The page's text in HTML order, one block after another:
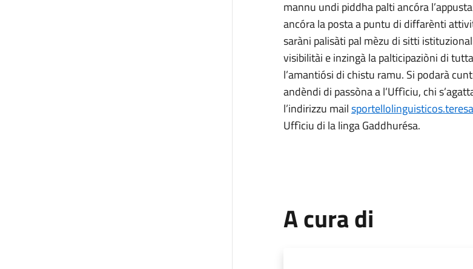
mannu undi piddha palti ancóra
ancóra la posta a puntu di diffarènti
saràni palisàti pal mèzu di sitti
visibilitài e inzingà la palticipaziòni di
l’amantiósi di chistu ramu. Si podarà
andèndi di passòna a l’Uffìciu, chi
l’indirizzu mail
Uffìciu di la linga Gaddhurésa.
A cura di